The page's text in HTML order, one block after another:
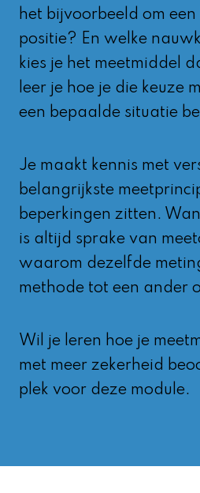
het bijvoorbeeld om
positie? En welke
kies je het meetmiddel
leer je hoe je die keuze
een bepaalde situatie
Je maakt kennis met
belangrijkste
beperkingen zitten.
is altijd sprake van
waarom dezelfde
methode tot een ander
Wil je leren hoe je
met meer zekerheid
plek voor deze module.